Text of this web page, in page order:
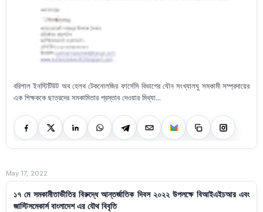
বরিশাল ইনস্টিটিউট অব হেলথ টেকনোলজির ফার্সেসি বিভাগের যৌন সংখ্যালঘু সমকামী সম্প্রদায়ের
এক শিক্ষককে ছাত্রদের সমকামিতার প্রস্তাব দেওয়‌ার মিথ্যা...
May 17, 2022
১৭ মে সমকামীতাভীতির বিরুদ্ধে আন্তর্জাতিক দিবস ২০২২ উপলক্ষে বিআইএইচআর এবং
জাস্টিসমেকার্স বাংলাদেশ এর যৌথ বিবৃতি